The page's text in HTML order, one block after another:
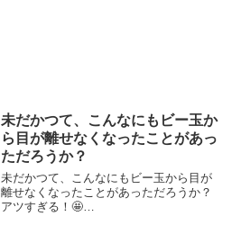
未だかつて、こんなにもビー玉か
ら目が離せなくなったことがあっ
ただろうか？
未だかつて、こんなにもビー玉から目が
離せなくなったことがあっただろうか？
アツすぎる！🤩